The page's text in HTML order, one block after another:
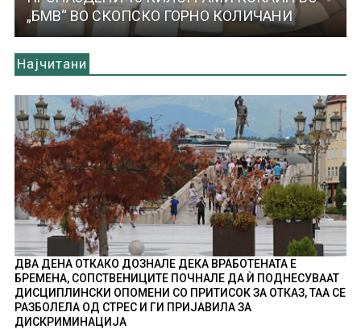
„БМВ“ ВО СКОПСКО ГОРНО КОЛИЧАНИ
Најчитани
ДВА ДЕНА ОТКАКО ДОЗНАЛЕ ДЕКА ВРАБОТЕНАТА Е
БРЕМЕНА, СОПСТВЕНИЦИТЕ ПОЧНАЛЕ ДА Ѝ ПОДНЕСУВААТ
ДИСЦИПЛИНСКИ ОПОМЕНИ СО ПРИТИСОК ЗА ОТКАЗ, ТАА СЕ
РАЗБОЛЕЛА ОД СТРЕС И ГИ ПРИЈАВИЛА ЗА
ДИСКРИМИНАЦИЈА